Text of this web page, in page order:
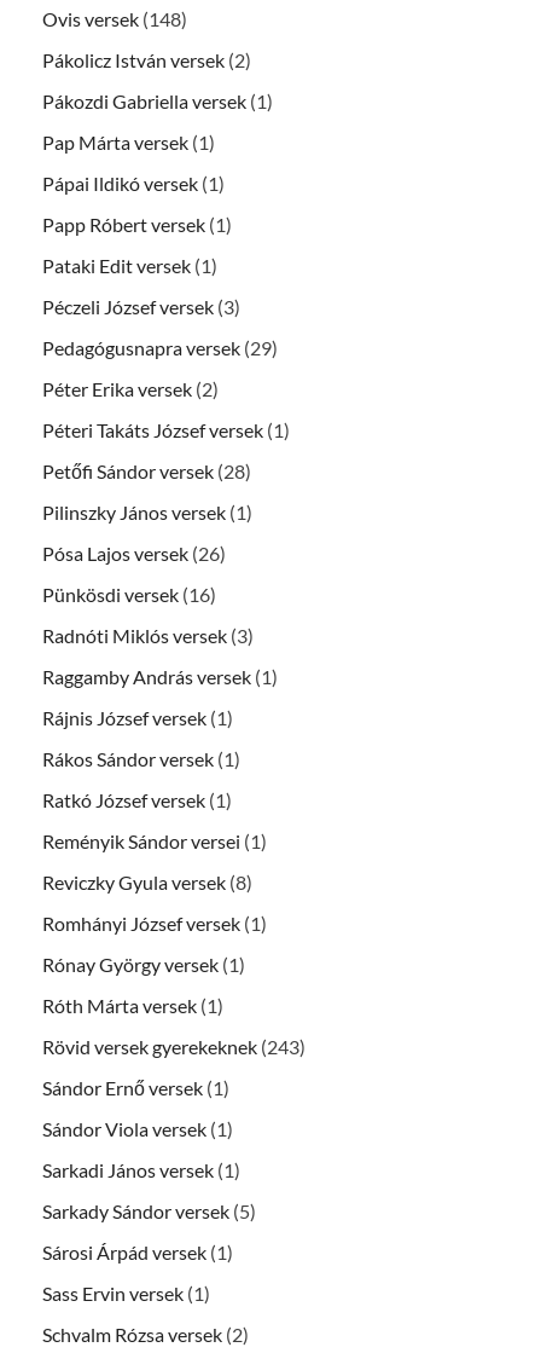
Ovis versek (148)
Pákolicz István versek (2)
Pákozdi Gabriella versek (1)
Pap Márta versek (1)
Pápai Ildikó versek (1)
Papp Róbert versek (1)
Pataki Edit versek (1)
Péczeli József versek (3)
Pedagógusnapra versek (29)
Péter Erika versek (2)
Péteri Takáts József versek (1)
Petőfi Sándor versek (28)
Pilinszky János versek (1)
Pósa Lajos versek (26)
Pünkösdi versek (16)
Radnóti Miklós versek (3)
Raggamby András versek (1)
Rájnis József versek (1)
Rákos Sándor versek (1)
Ratkó József versek (1)
Reményik Sándor versei (1)
Reviczky Gyula versek (8)
Romhányi József versek (1)
Rónay György versek (1)
Róth Márta versek (1)
Rövid versek gyerekeknek (243)
Sándor Ernő versek (1)
Sándor Viola versek (1)
Sarkadi János versek (1)
Sarkady Sándor versek (5)
Sárosi Árpád versek (1)
Sass Ervin versek (1)
Schvalm Rózsa versek (2)